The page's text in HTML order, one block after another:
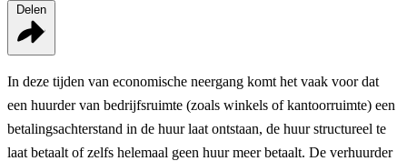
In deze tijden van economische neergang komt het vaak voor dat
een huurder van bedrijfsruimte (zoals winkels of kantoorruimte) een
betalingsachterstand in de huur laat ontstaan, de huur structureel te
laat betaalt of zelfs helemaal geen huur meer betaalt. De verhuurder